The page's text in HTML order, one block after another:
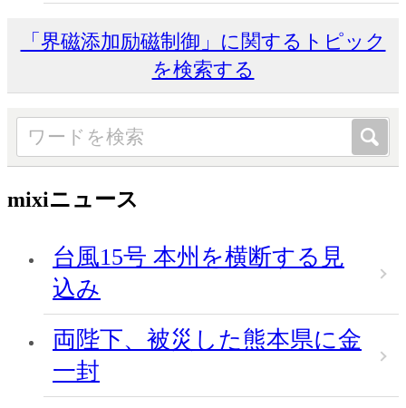
「界磁添加励磁制御」に関するトピック
を検索する
mixiニュース
台風15号 本州を横断する見
込み
両陛下、被災した熊本県に金
一封